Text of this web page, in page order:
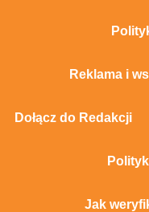
Reklama i
Dołącz do Redakcji
Jak